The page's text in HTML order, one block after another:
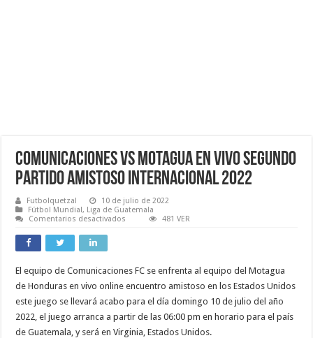
Comunicaciones vs Motagua EN VIVO segundo
partido Amistoso Internacional 2022
Futbolquetzal
10 de julio de 2022
Fútbol Mundial, Liga de Guatemala
Comentarios desactivados
segundo
Amistoso
Internacional
2022
481 VER
El equipo de Comunicaciones FC se enfrenta al equipo del Motagua
de Honduras en vivo online encuentro amistoso en los Estados Unidos
este juego se llevará acabo para el día domingo 10 de julio del año
2022, el juego arranca a partir de las 06:00 pm en horario para el país
de Guatemala, y será en Virginia, Estados Unidos.